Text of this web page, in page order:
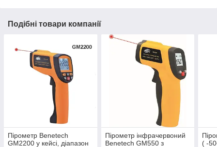
Подібні товари компанії
Пірометр Benetech
GM2200 у кейсі, діапазон
Пірометр інфрачервоний
Benetech GM550 з
( -